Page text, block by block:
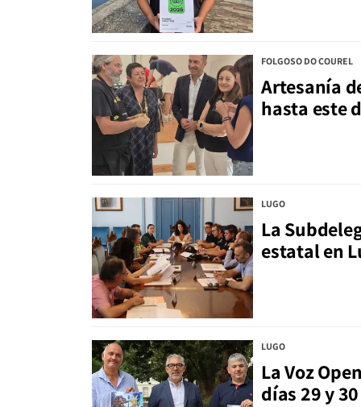
FOLGOSO DO COUREL
Artesanía
hasta este
LUGO
La
estatal en
LUGO
La Voz
días 29 y